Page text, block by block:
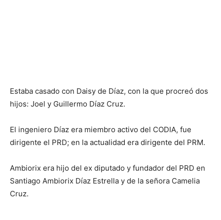
Estaba casado con Daisy de Díaz, con la que procreó dos
hijos: Joel y Guillermo Díaz Cruz.
El ingeniero Díaz era miembro activo del CODIA, fue
dirigente el PRD; en la actualidad era dirigente del PRM.
Ambiorix era hijo del ex diputado y fundador del PRD en
Santiago Ambiorix Díaz Estrella y de la señora Camelia
Cruz.